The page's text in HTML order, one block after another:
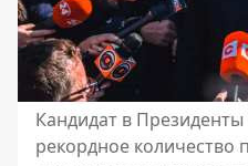
Кандидат в Президенты
рекордное количество